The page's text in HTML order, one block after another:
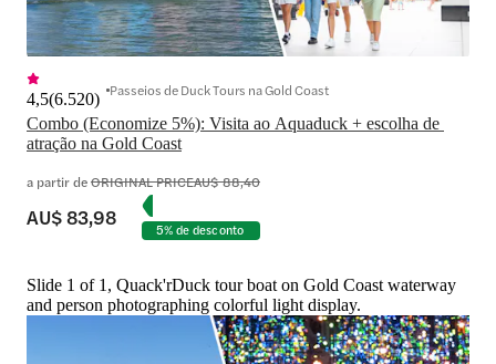
Combo (Economize 5%): Visita ao Aquaduck + escolha de
atração na Gold Coast
4,5(6.520) Passeios de Duck Tours na Gold Coast
a partir deORIGINAL PRICEAU$ 88,40
AU$ 83,98 5% de desconto
Slide 1 of 1, Quack'rDuck tour boat on Gold Coast waterway
and person photographing colorful light display.